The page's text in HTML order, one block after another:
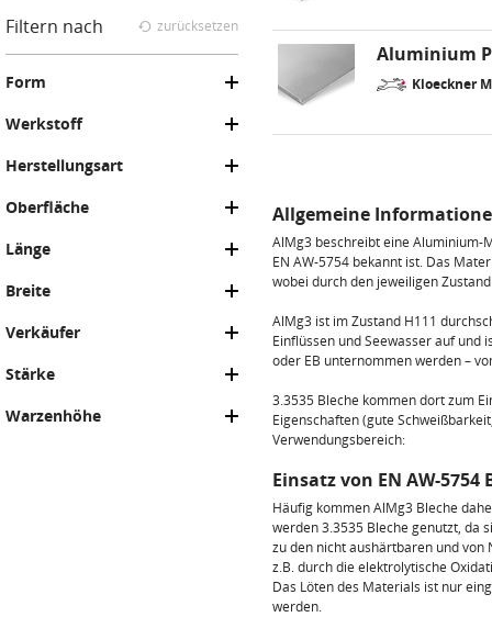
Filtern nach zurücksetzen
Form
Werkstoff
Herstellungsart
Oberfläche
Länge
Breite
Verkäufer
Stärke
Warzenhöhe
Aluminium
Kloeckner
Allgemeine
AlMg3 beschreibt eine Aluminium-
EN AW-5754 bekannt ist. Das
wobei durch den jeweiligen
AlMg3 ist im Zustand H111
Einflüssen und Seewasser auf und
oder EB unternommen werden –
3.3535 Bleche kommen dort zum
Eigenschaften (gute
Verwendungsbereich:
Einsatz von EN AW-5754
Häufig kommen AlMg3 Bleche
werden 3.3535 Bleche genutzt, da
zu den nicht aushärtbaren und
z.B. durch die elektrolytische
Das Löten des Materials ist nur
werden.